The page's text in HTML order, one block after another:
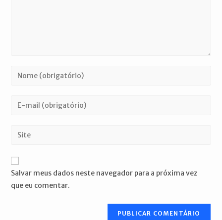
Digite
ou
de
para
comentar
Digite
de
mail
para
comentar
Digite
URL
do
site
Salvar meus dados neste navegador para a próxima vez
que eu comentar.